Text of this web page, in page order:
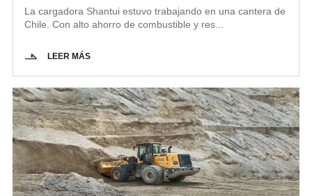
La cargadora Shantui estuvo trabajando en una cantera de
Chile. Con alto ahorro de combustible y res...
LEER MÁS